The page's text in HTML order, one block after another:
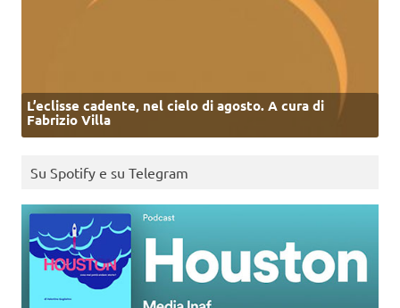
L’eclisse cadente, nel cielo di agosto. A cura di
Fabrizio Villa
Su Spotify e su Telegram